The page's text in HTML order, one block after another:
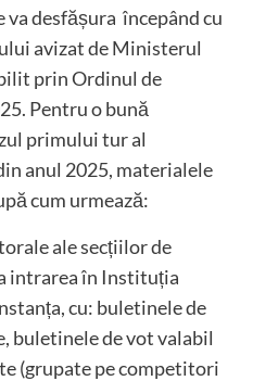
desfășura începând cu
avizat de Ministerul
prin Ordinul de
Pentru o bună
primului tur al
anul 2025, materialele
cum urmează:
ale secțiilor de
intrarea în Instituția
cu: buletinele de
buletinele de vot valabil
(grupate pe competitori